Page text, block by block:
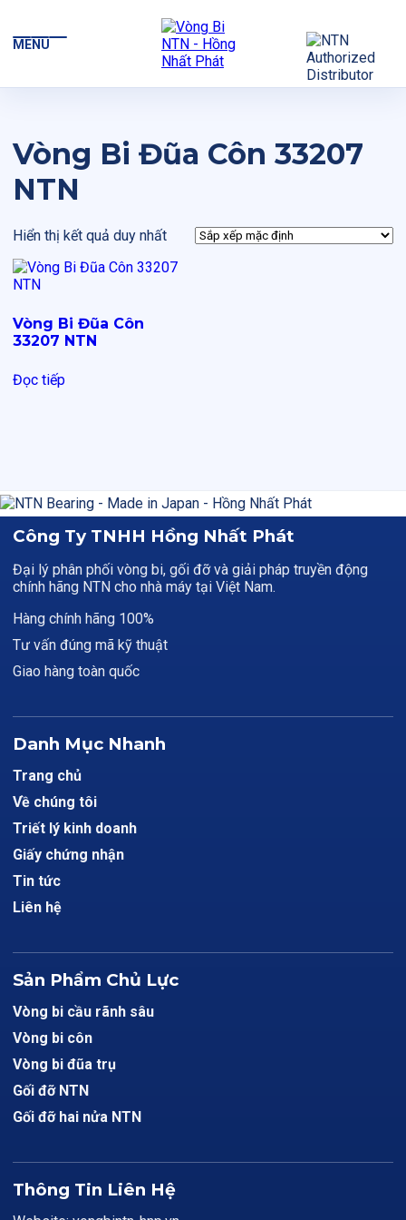
MENU
Vòng Bi Đũa Côn 33207
NTN
Hiển thị kết quả duy nhất
Vòng Bi Đũa Côn
33207 NTN
Đọc tiếp
Công Ty TNHH Hồng Nhất Phát
Đại lý phân phối vòng bi, gối đỡ và giải pháp truyền động
chính hãng NTN cho nhà máy tại Việt Nam.
Hàng chính hãng 100%
Tư vấn đúng mã kỹ thuật
Giao hàng toàn quốc
Danh Mục Nhanh
Trang chủ
Về chúng tôi
Triết lý kinh doanh
Giấy chứng nhận
Tin tức
Liên hệ
Sản Phẩm Chủ Lực
Vòng bi cầu rãnh sâu
Vòng bi côn
Vòng bi đũa trụ
Gối đỡ NTN
Gối đỡ hai nửa NTN
Thông Tin Liên Hệ